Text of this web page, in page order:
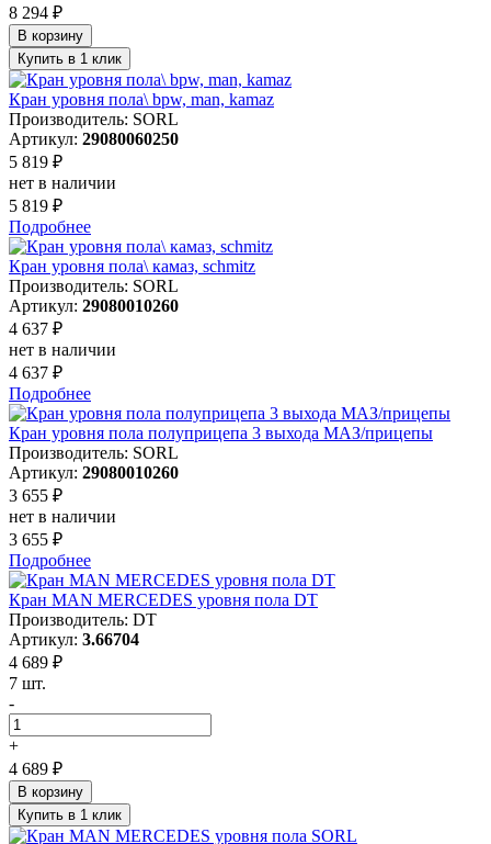
8 294 ₽
В корзину
Купить в 1 клик
Кран уровня пола\ bpw, man, kamaz
Производитель: SORL
Артикул: 29080060250
5 819 ₽
нет в наличии
5 819 ₽
Подробнее
Кран уровня пола\ камаз, schmitz
Производитель: SORL
Артикул: 29080010260
4 637 ₽
нет в наличии
4 637 ₽
Подробнее
Кран уровня пола полуприцепа 3 выхода МАЗ/прицепы
Производитель: SORL
Артикул: 29080010260
3 655 ₽
нет в наличии
3 655 ₽
Подробнее
Кран MAN MERCEDES уровня пола DT
Производитель: DT
Артикул: 3.66704
4 689 ₽
7 шт.
-
+
4 689 ₽
В корзину
Купить в 1 клик